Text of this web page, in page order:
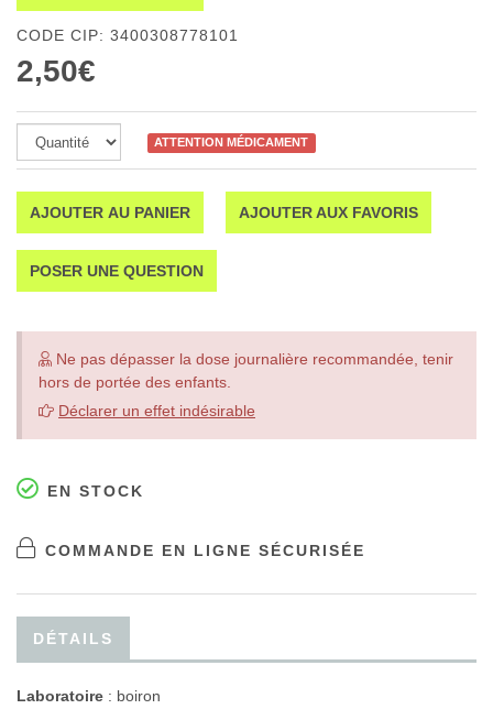
CODE CIP: 3400308778101
2,50€
ATTENTION MÉDICAMENT
AJOUTER AU PANIER AJOUTER AUX FAVORIS
POSER UNE QUESTION
Ne pas dépasser la dose journalière recommandée, tenir
hors de portée des enfants.
Déclarer un effet indésirable
EN STOCK
COMMANDE EN LIGNE SÉCURISÉE
DÉTAILS
Laboratoire : boiron